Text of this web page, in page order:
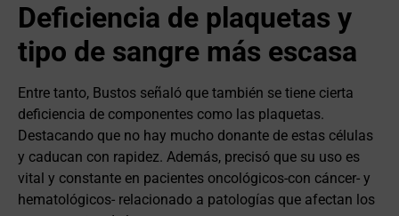
Deficiencia de plaquetas y
tipo de sangre más escasa
Entre tanto, Bustos señaló que también se tiene cierta
deficiencia de componentes como las plaquetas.
Destacando que no hay mucho donante de estas células
y caducan con rapidez. Además, precisó que su uso es
vital y constante en pacientes oncológicos-con cáncer- y
hematológicos- relacionado a patologías que afectan los